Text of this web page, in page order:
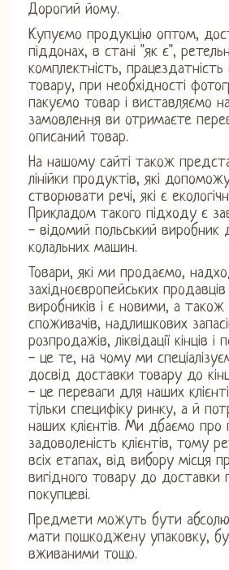
Дорогий йому.
Купуємо продукцію оптом,
піддонах, в стані "як є",
комплектність,
товару, при необхідності
пакуємо товар і виставляємо
замовлення ви отримаєте
описаний товар.
На нашому сайті також
лінійки продуктів, які
створювати речі, які є
Прикладом такого підходу є
- відомий польський виробник
колальних машин.
Товари, які ми продаємо,
західноєвропейських
виробників і є новими, а також
споживачів, надлишкових
розпродажів, ліквідації кінців
- це те, на чому ми
досвід доставки товару до
- це переваги для наших
тільки специфіку ринку, а й
наших клієнтів. Ми дбаємо про
задоволеність клієнтів, тому
всіх етапах, від вибору місця
вигідного товару до доставки
покупцеві.
Предмети можуть бути
мати пошкоджену упаковку,
вживаними тощо.